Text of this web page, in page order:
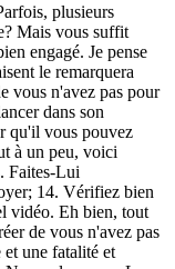
plusieurs
Mais vous suffit
engagé. Je pense
le remarquera
vous n'avez pas pour
dans son
qu'il vous pouvez
à un peu, voici
Faites-Lui
14. Vérifiez bien
vidéo. Eh bien, tout
de vous n'avez pas
et une fatalité et